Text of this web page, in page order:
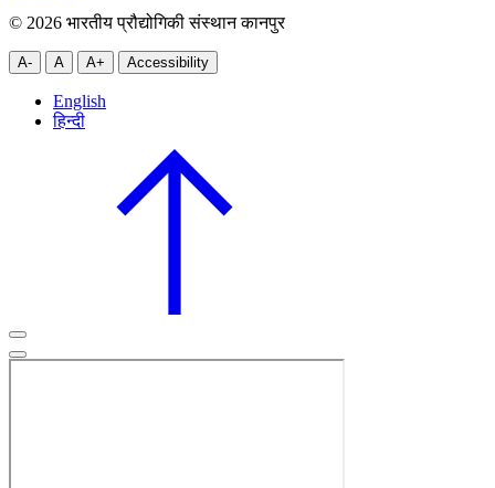
© 2026 भारतीय प्रौद्योगिकी संस्थान कानपुर
A- A A+ Accessibility
English
हिन्दी